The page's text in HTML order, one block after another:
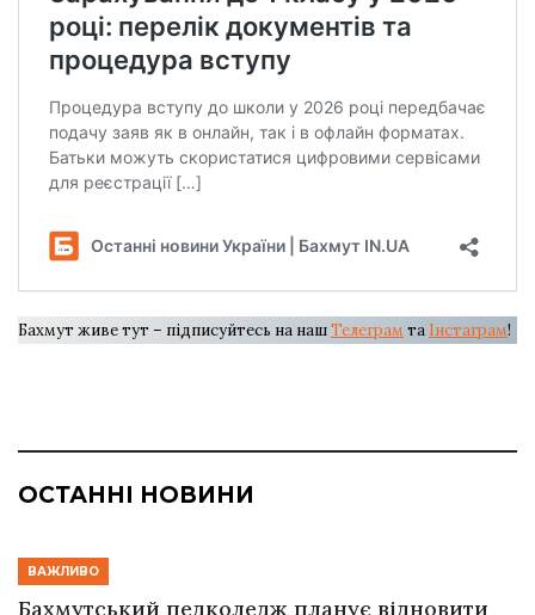
Бахмут живе тут – підписуйтесь на нашТелеграм та Інстаграм!
ОСТАННІ НОВИНИ
ВАЖЛИВО
Бахмутський педколедж планує відновити